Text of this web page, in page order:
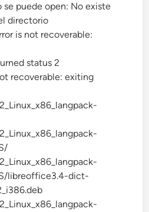
se puede open: No existe
directorio
is not recoverable:
status 2
recoverable: exiting
libreoffice3.4-dict-